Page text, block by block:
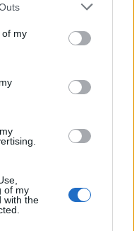
of my
of my
with the